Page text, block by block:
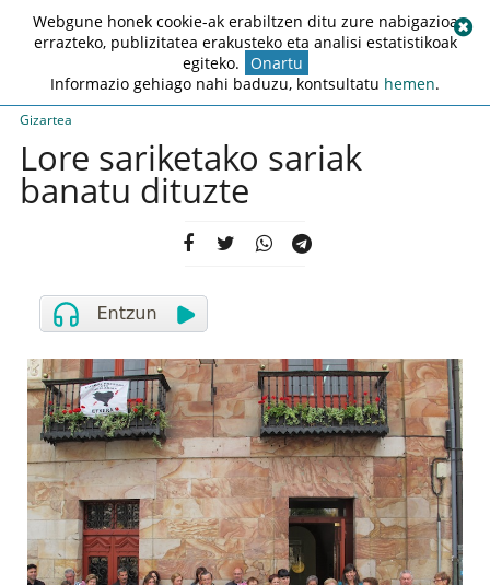
Gizartea
Lore sariketako sariak
banatu dituzte
Webgune honek cookie-ak erabiltzen ditu zure nabigazioa
errazteko, publizitatea erakusteko eta analisi estatistikoak
egiteko. Onartu
Informazio gehiago nahi baduzu, kontsultatu hemen.